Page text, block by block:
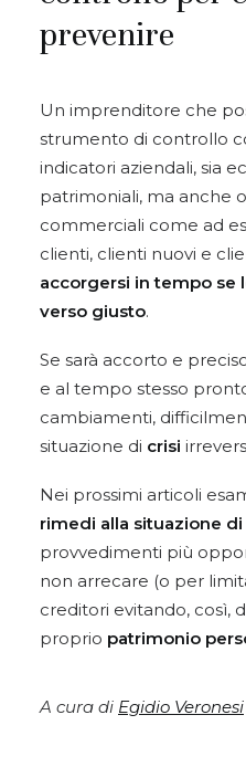
prevenire
Un imprenditore che
strumento di controllo
indicatori aziendali, sia
patrimoniali, ma anche
commerciali come ad
clienti, clienti nuovi e
accorgersi in tempo se
verso giusto.
Se sarà accorto e
e al tempo stesso
cambiamenti,
situazione di crisi
Nei prossimi articoli
rimedi alla situazione di
provvedimenti più
non arrecare (o per
creditori evitando, così,
proprio patrimonio
A cura di Egidio Veronesi